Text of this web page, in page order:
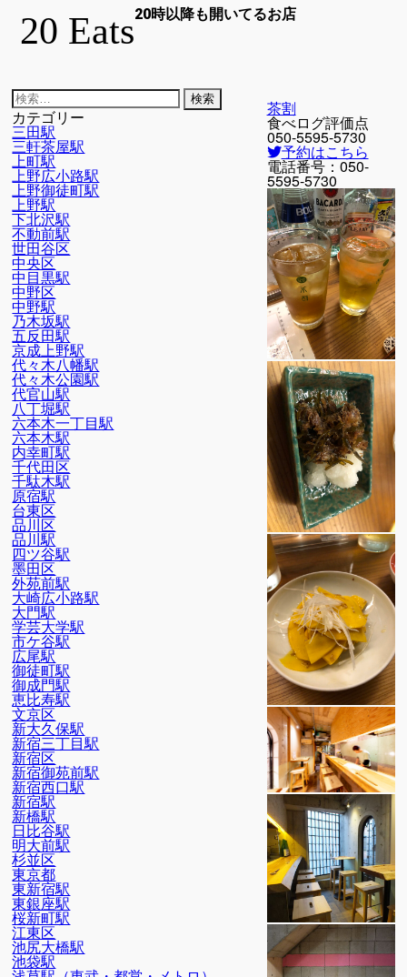
20 Eats20時以降も開いてるお店
検
索:
カテゴリー
三田駅
三軒茶屋駅
上町駅
上野広小路駅
上野御徒町駅
上野駅
下北沢駅
不動前駅
世田谷区
中央区
中目黒駅
中野区
中野駅
乃木坂駅
五反田駅
京成上野駅
代々木八幡駅
代々木公園駅
代官山駅
八丁堀駅
六本木一丁目駅
六本木駅
内幸町駅
千代田区
千駄木駅
原宿駅
台東区
品川区
品川駅
四ツ谷駅
墨田区
外苑前駅
大崎広小路駅
大門駅
学芸大学駅
市ケ谷駅
広尾駅
御徒町駅
御成門駅
恵比寿駅
文京区
新大久保駅
新宿三丁目駅
新宿区
新宿御苑前駅
新宿西口駅
新宿駅
新橋駅
日比谷駅
明大前駅
杉並区
東京都
東新宿駅
東銀座駅
桜新町駅
江東区
池尻大橋駅
池袋駅
茶割
食べログ評価点
050-5595-5730
予約はこちら
電話番号：050-
5595-5730